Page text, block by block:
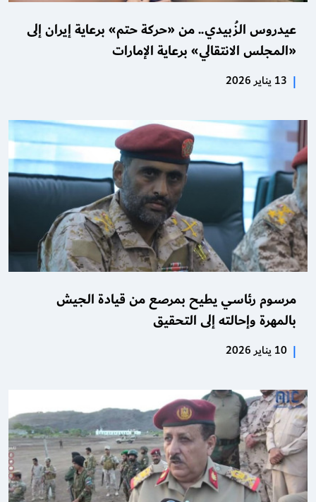
عيدروس الزُبيدي.. من «حركة حتم» برعاية إيران إلى
«المجلس الانتقالي» برعاية الإمارات
| 13 يناير 2026
مرسوم رئاسي يطيح بمرصع من قيادة الجيش
بالمهرة وإحالته إلى التحقيق
| 10 يناير 2026